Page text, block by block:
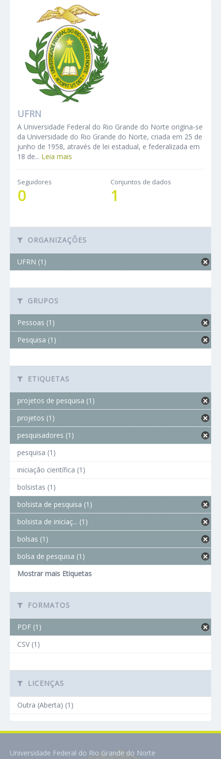
UFRN
A Universidade Federal do Rio Grande do Norte origina-se
da Universidade do Rio Grande do Norte, criada em 25 de
junho de 1958, através de lei estadual, e federalizada em
18 de... Leia mais
Seguidores
0
Conjuntos de dados
1
ORGANIZAÇÕES
UFRN (1)
GRUPOS
Pessoas (1)
Pesquisa (1)
ETIQUETAS
projetos de pesquisa (1)
projetos (1)
pesquisadores (1)
pesquisa (1)
iniciação científica (1)
bolsistas (1)
bolsista de pesquisa (1)
bolsista de iniciaç... (1)
bolsas (1)
bolsa de pesquisa (1)
Mostrar mais Etiquetas
FORMATOS
PDF (1)
CSV (1)
LICENÇAS
Outra (Aberta) (1)
Universidade Federal do Rio Grande do Norte